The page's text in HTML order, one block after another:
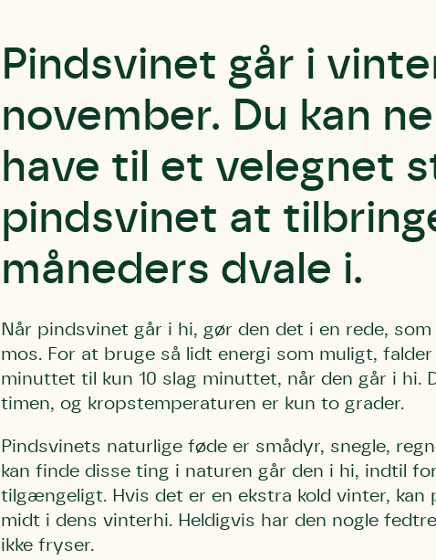
Pindsvinet går i
november. Du kan
have til et velegnet
pindsvinet at
måneders dvale i.
Når pindsvinet går i hi, gør den det i en rede,
mos. For at bruge så lidt energi som muligt,
minuttet til kun 10 slag minuttet, når den går i hi.
timen, og kropstemperaturen er kun to grader.
Pindsvinets naturlige føde er smådyr, snegle,
kan finde disse ting i naturen går den i hi, indtil
tilgængeligt. Hvis det er en ekstra kold vinter,
midt i dens vinterhi. Heldigvis har den nogle
ikke fryser.